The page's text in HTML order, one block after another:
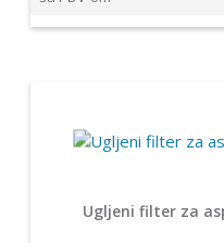
Ugljeni filter za